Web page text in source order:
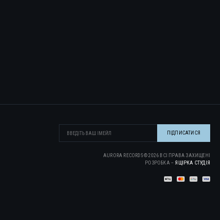
AURORA RECORDS ©2026 ВСІ ПРАВА ЗАХИЩЕНІ
РОЗРОБКА – ЯЩІРКА CТУДІЯ